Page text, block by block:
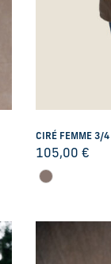
CIRÉ FEMME 3/
105,00 €